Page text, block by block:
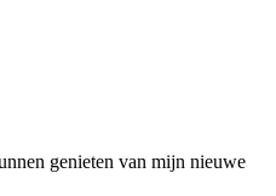
genieten van mijn nieuwe